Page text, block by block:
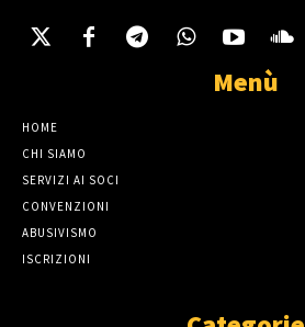
Menù
HOME
CHI SIAMO
SERVIZI AI SOCI
CONVENZIONI
ABUSIVISMO
ISCRIZIONI